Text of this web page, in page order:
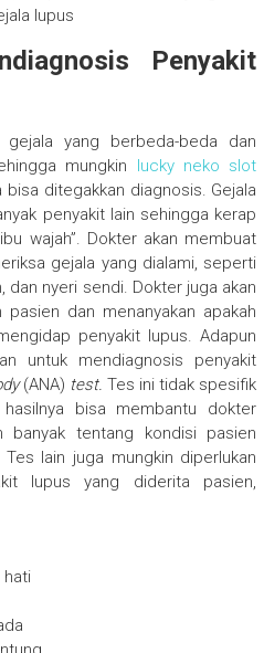
lupus
Penyakit
gejala yang berbeda-beda dan
mungkin lucky neko slot
ditegakkan diagnosis. Gejala
penyakit lain sehingga kerap
wajah”. Dokter akan membuat
gejala yang dialami, seperti
dan nyeri sendi. Dokter juga akan
dan menanyakan apakah
penyakit lupus. Adapun
untuk mendiagnosis penyakit
(ANA) test.Tes ini tidak spesifik
bisa membantu dokter
banyak tentang kondisi pasien
lain juga mungkin diperlukan
lupus yang diderita pasien,
hati